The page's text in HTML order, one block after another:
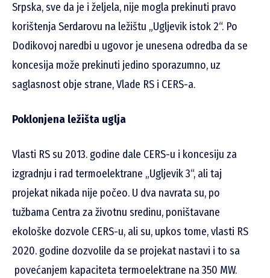
Srpska, sve da je i željela, nije mogla prekinuti pravo
korištenja Serdarovu na ležištu „Ugljevik istok 2“. Po
Dodikovoj naredbi u ugovor je unesena odredba da se
koncesija može prekinuti jedino sporazumno, uz
saglasnost obje strane, Vlade RS i CERS-a.
Poklonjena ležišta uglja
Vlasti RS su 2013. godine dale CERS-u i koncesiju za
izgradnju i rad termoelektrane „Ugljevik 3“, ali taj
projekat nikada nije počeo. U dva navrata su, po
tužbama Centra za životnu sredinu, poništavane
ekološke dozvole CERS-u, ali su, upkos tome, vlasti RS
2020. godine dozvolile da se projekat nastavi i to sa
povećanjem kapaciteta termoelektrane na 350 MW.